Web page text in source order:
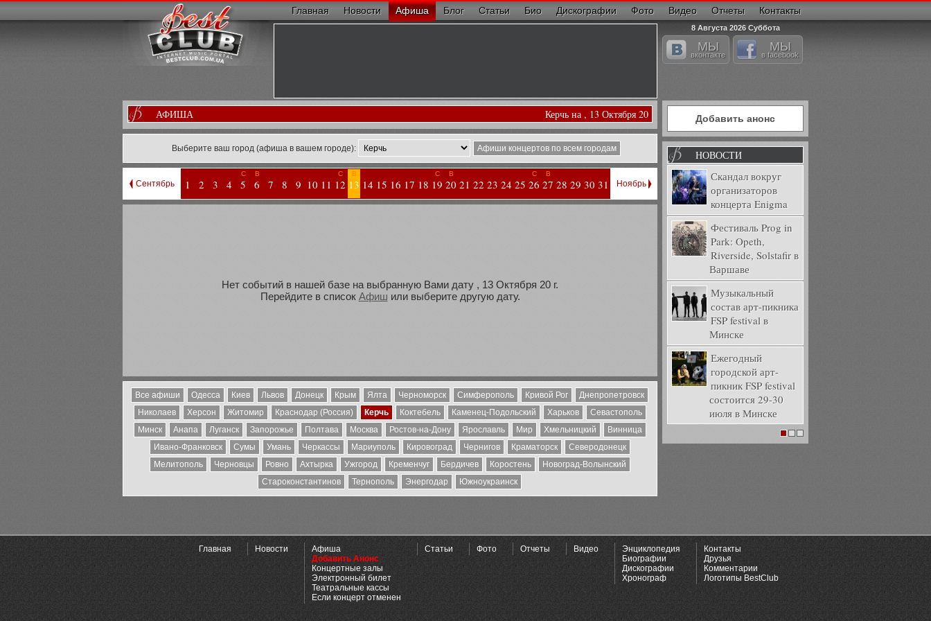
Главная Новости Афиша Блог Статьи Био Дискографии Фото Видео Отчеты Контакты
8 Августа 2026 Суббота
МЫ
вконтакте
МЫ
в facebook
АФИША Керчь на , 13 Октября 20
Выберите ваш город (афиша в вашем городе): Афиши концертов по всем городам
Сентябрь 1 2 3 4
С
5
В
6 7 8 9 10 11
С
12
В
13 14 15 16 17 18
С
19
В
20 21 22 23 24 25
С
26
В
27 28 29 30 31 Ноябрь
Нет событий в нашей базе на выбранную Вами дату , 13 Октября 20 г.
Перейдите в список Афиш или выберите другую дату.
Все афиши Одесса Киев Львов Донецк Крым Ялта Черноморск Симферополь Кривой Рог
Днепропетровск
Николаев
Херсон Житомир Краснодар (Россия) Керчь Коктебель Каменец-Подольский Харьков
Севастополь
Минск
Анапа Луганск Запорожье Полтава Москва Ростов-на-Дону Ярославль Мир Хмельницкий
Винница
Ивано-Франковск
Сумы Умань Черкассы Мариуполь Кировоград Чернигов Краматорск
Северодонецк
Мелитополь
Черновцы Ровно Ахтырка Ужгород Кременчуг Бердичев Коростень
Новоград-Волынский
Староконстантинов
Тернополь Энергодар Южноукраинск
Добавить анонс
НОВОСТИ
Скандал вокруг
организаторов
концерта Enigma
Фестиваль Prog in
Park: Opeth,
Riverside, Solstafir в
Варшаве
Музыкальный
состав арт-пикника
FSP festival в
Минске
Ежегодный
городской арт-
пикник FSP festival
состоится 29-30
июля в Минске
Главная Новости
Афиша
Добавить Анонс
Концертные залы
Электронный билет
Театральные кассы
Если концерт отменен
Статьи Фото Отчеты Видео
Энциклопедия
Биографии
Дискографии
Хронограф
Контакты
Друзья
Комментарии
Логотипы BestClub